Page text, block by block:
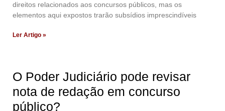
direitos relacionados aos concursos públicos, mas os
elementos aqui expostos trarão subsídios imprescindíveis
Ler Artigo »
O Poder Judiciário pode revisar
nota de redação em concurso
público?